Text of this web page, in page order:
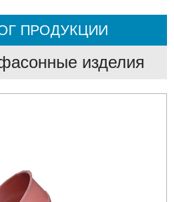
ПРОДУКЦИИ
изделия